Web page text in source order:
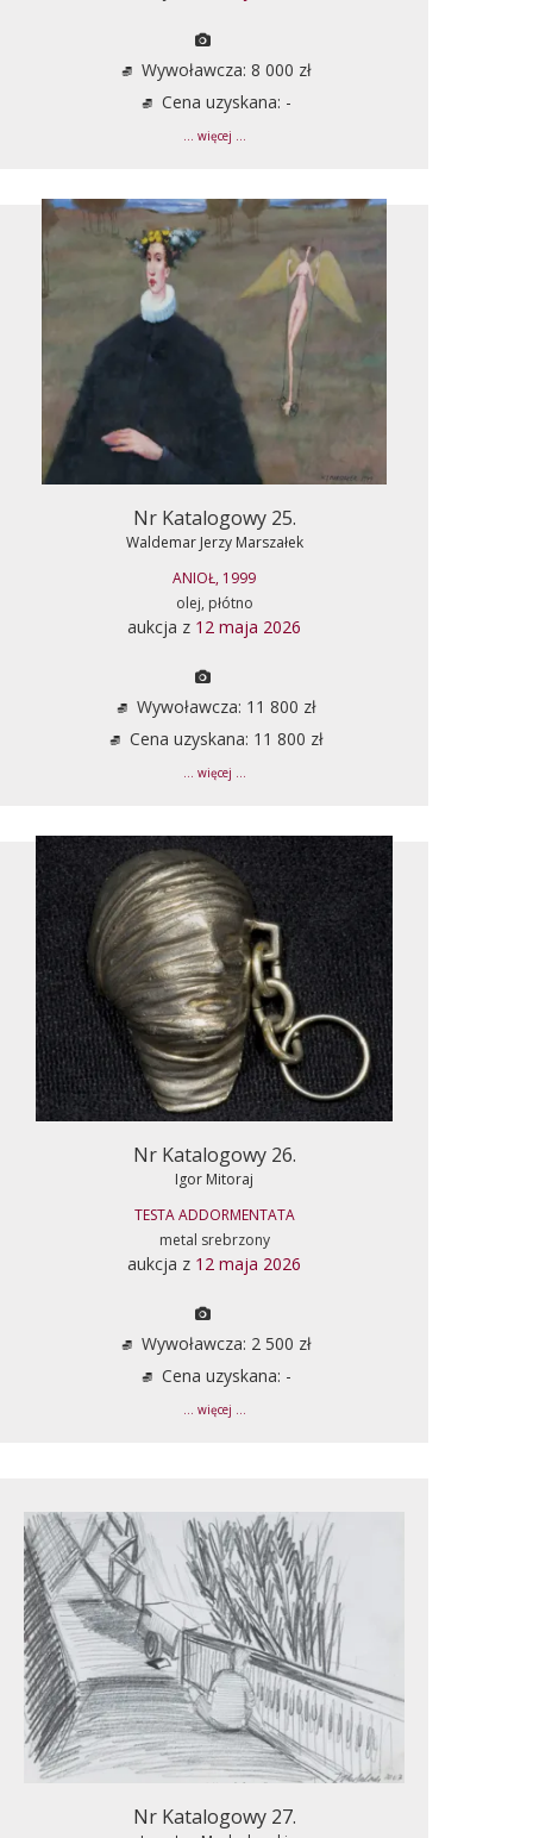
Wywoławcza: 8 000 zł
Cena uzyskana: -
... więcej ...
Nr Katalogowy 25.
Waldemar Jerzy Marszałek
ANIOŁ, 1999
olej, płótno
aukcja z 12 maja 2026
Wywoławcza: 11 800 zł
Cena uzyskana: 11 800 zł
... więcej ...
Nr Katalogowy 26.
Igor Mitoraj
TESTA ADDORMENTATA
metal srebrzony
aukcja z 12 maja 2026
Wywoławcza: 2 500 zł
Cena uzyskana: -
... więcej ...
Nr Katalogowy 27.